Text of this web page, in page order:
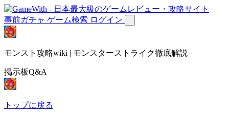
事前ガチャ ゲーム検索 ログイン
モンスト攻略wiki | モンスターストライク徹底解説
掲示板Q&A
トップに戻る